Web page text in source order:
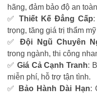
hãng, đảm bảo độ an
✅Thiết Kế Đẳng Cấp
trọng, tăng giá trị thẩm
✅Đội Ngũ Chuyên
trong ngành, thi công
✅ Giá Cả Cạnh Tranh:
miễn phí, hỗ trợ tận tình.
✅
Bảo Hành Dài Hạn: